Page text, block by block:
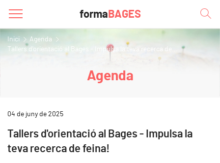
forma BAGES
Inici
Agenda
Tallers d'orientació al Bages - Impulsa la teva recerca de...
Agenda
04 de juny de 2025
Tallers d'orientació al Bages - Impulsa la
teva recerca de feina!